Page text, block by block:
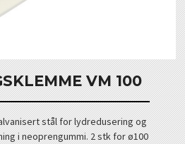
VM 100
stål for lydredusering og
i neoprengummi. 2 stk for ø100